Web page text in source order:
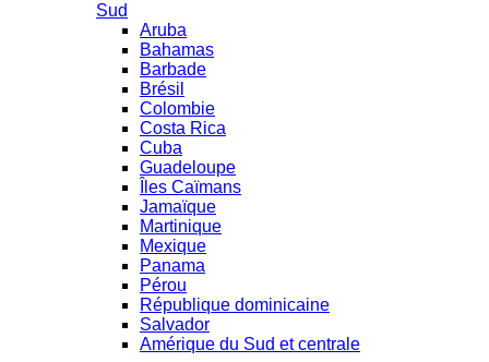
Sud
Aruba
Bahamas
Barbade
Brésil
Colombie
Costa Rica
Cuba
Guadeloupe
Îles Caïmans
Jamaïque
Martinique
Mexique
Panama
Pérou
République dominicaine
Salvador
Amérique du Sud et centrale